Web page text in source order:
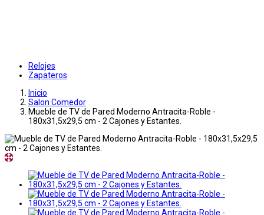
Relojes
Zapateros
Inicio
Salon Comedor
Mueble de TV de Pared Moderno Antracita-Roble -
180x31,5x29,5 cm - 2 Cajones y Estantes.